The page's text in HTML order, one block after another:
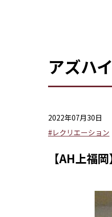
アズハ
2022年07月30日
#レクリエーション
【AH上福